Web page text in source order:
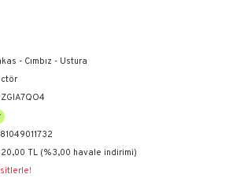
- Cımbız - Ustura
TL (%3,00 havale indirimi)